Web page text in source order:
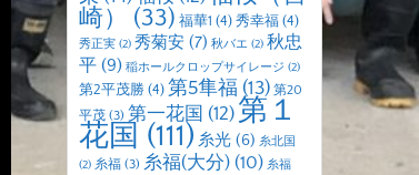
崎）
(33) 福華1 (4) 秀幸福 (4)
秀正実 (2) 秀菊安 (7) 秋バエ (2) 秋忠
平 (9) 稲ホールクロップサイレージ (2)
第2平茂勝 (4) 第5隼福 (13) 第20
平茂 (3) 第一花国 (12) 第１
花国 (111) 糸光 (6) 糸北国
(2) 糸福 (3) 糸福(大分) (10) 糸福